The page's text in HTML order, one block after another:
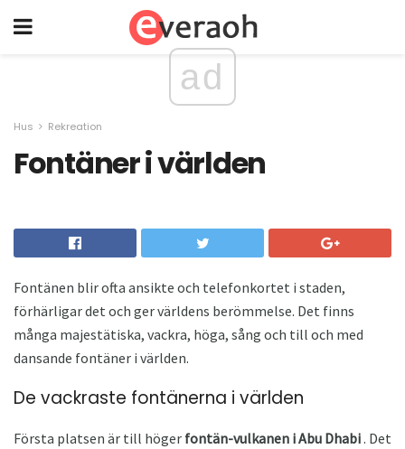
ad
Hus Rekreation
Fontäner i världen
Fontänen blir ofta ansikte och telefonkortet i staden,
förhärligar det och ger världens berömmelse. Det finns
många majestätiska, vackra, höga, sång och till och med
dansande fontäner i världen.
De vackraste fontänerna i världen
Första platsen är till höger fontän-vulkanen i Abu Dhabi. Det